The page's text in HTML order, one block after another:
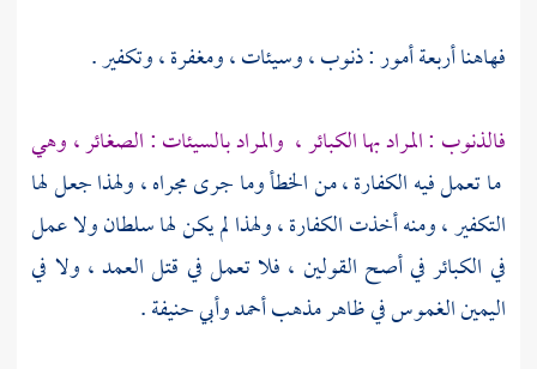
فهاهنا أربعة أمور : ذنوب ، وسيئات ، ومغفرة ، وتكفير .
فالذنوب : المراد بها الكبائر ، والمراد بالسيئات : الصغائر ، وهي
ما تعمل فيه الكفارة ، من الخطأ وما جرى مجراه ، ولهذا جعل لها
التكفير ، ومنه أخذت الكفارة ، ولهذا لم يكن لها سلطان ولا عمل
في الكبائر في أصح القولين ، فلا تعمل في قتل العمد ، ولا في
اليمين الغموس في ظاهر مذهبأحمدوأبي حنيفة.